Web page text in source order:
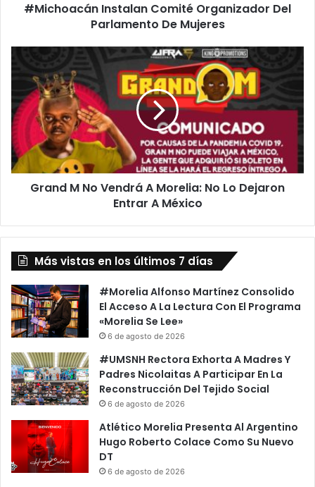
#Michoacán Instalan Comité Organizador Del
Parlamento De Mujeres
Vendrá
A
Morelia:
No
Lo
Dejaron
EntrarGrand M No Vendrá A Morelia: No Lo Dejaron
Entrar A México
Más vistas en los últimos 7 días
#Morelia Alfonso Martínez Consolido
El Acceso A La Lectura Con El Programa
«Morelia Se Lee»
6 de agosto de 2026
#UMSNH Rectora Exhorta A Madres Y
Padres Nicolaitas A Participar En La
Reconstrucción Del Tejido Social
6 de agosto de 2026
Atlético Morelia Presenta Al Argentino
Hugo Roberto Colace Como Su Nuevo
DT
6 de agosto de 2026